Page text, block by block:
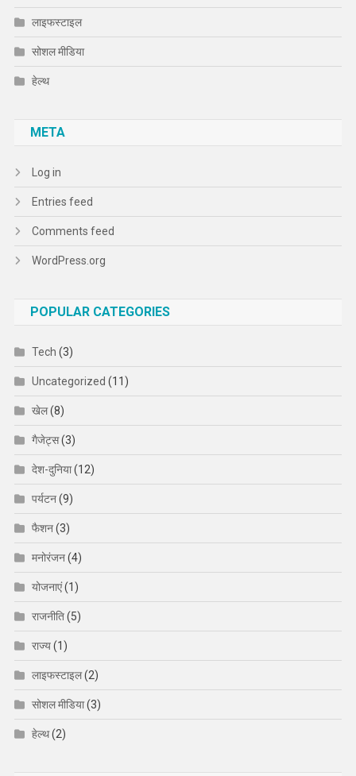
लाइफस्टाइल
सोशल मीडिया
हेल्थ
META
Log in
Entries feed
Comments feed
WordPress.org
POPULAR CATEGORIES
Tech (3)
Uncategorized (11)
खेल(8)
गैजेट्स(3)
देश-दुनिया(12)
पर्यटन(9)
फैशन(3)
मनोरंजन(4)
योजनाएं(1)
राजनीति(5)
राज्य(1)
लाइफस्टाइल(2)
सोशल मीडिया(3)
हेल्थ(2)